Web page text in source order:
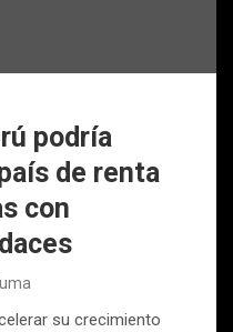
podría
de renta
con
su crecimiento